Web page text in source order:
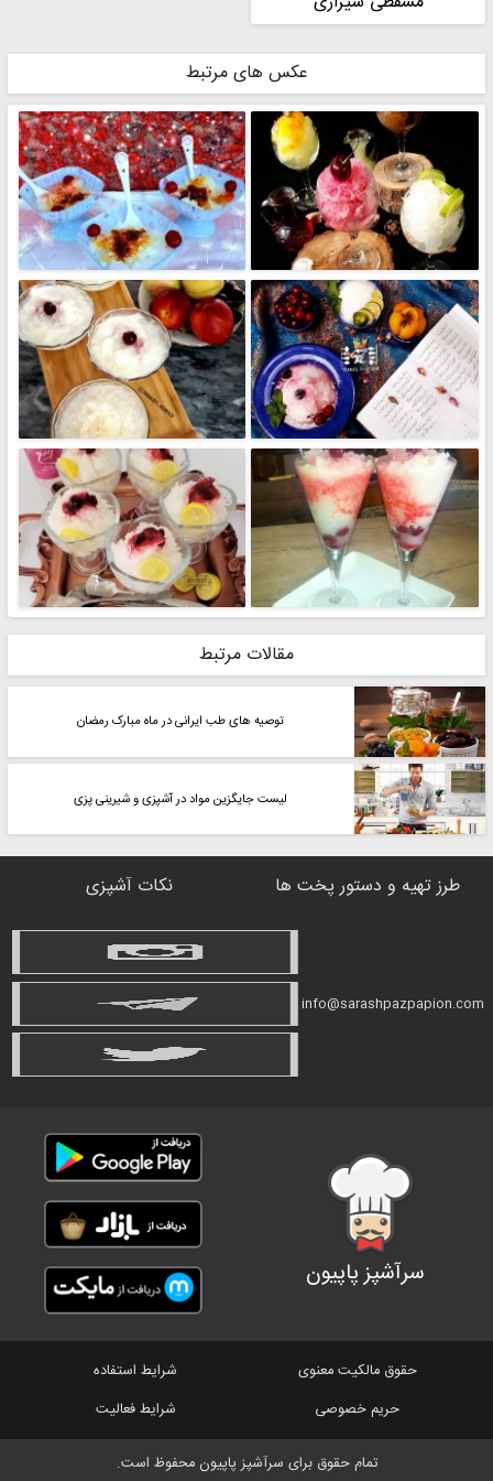
عکس های مرتبط
مقالات مرتبط
توصیه های طب ایرانی در ماه مبارک رمضان
لیست جایگزین مواد در آشپزی و شیرینی پزی
طرز تهیه و دستور پخت ها نکات آشپزی
info@sarashpazpapion.com
سرآشپز پاپیون
حقوق مالکیت معنوی
شرایط استفاده
حریم خصوصی
شرایط فعالیت
تمام حقوق برای سرآشپز پاپیون محفوظ است.